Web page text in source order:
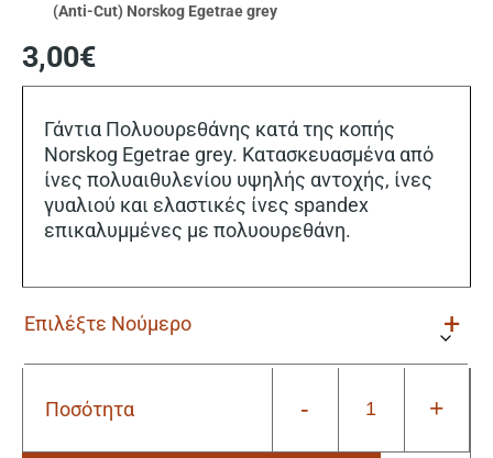
(Anti-Cut) Norskog Egetrae grey
3,00€
Γάντια Πολυουρεθάνης κατά της κοπής
Norskog Egetrae grey. Κατασκευασμένα από
ίνες πολυαιθυλενίου υψηλής αντοχής, ίνες
γυαλιού και ελαστικές ίνες spandex
επικαλυμμένες με πολυουρεθάνη.
Ποσότητα -
Γάντια
+